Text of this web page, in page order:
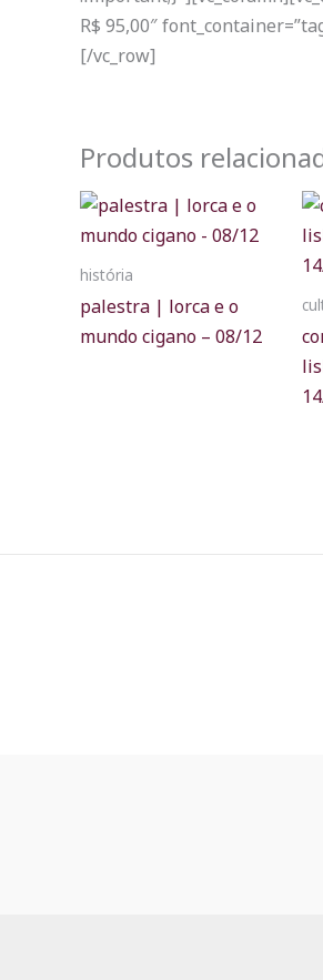
R$ 95,00″
[/vc_row]
Produtos
história
palestra | lorca e o
mundo cigano – 08/12